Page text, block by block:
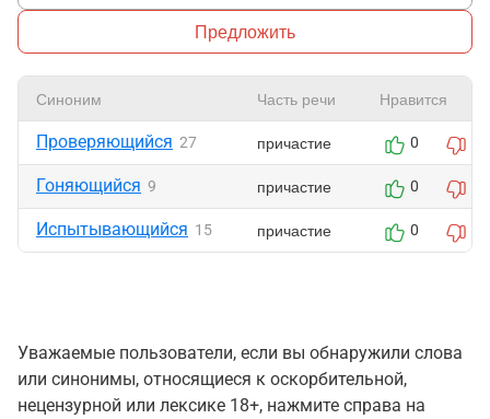
Предложить
Синоним Часть речи Нравится
Проверяющийся 27 причастие 0
Гоняющийся 9 причастие 0
Испытывающийся 15 причастие 0
Уважаемые пользователи, если вы обнаружили слова
или синонимы, относящиеся к оскорбительной,
нецензурной или лексике 18+, нажмите справа на